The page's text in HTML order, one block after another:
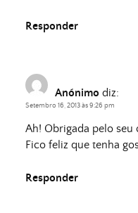
Responder
Anónimo diz:
Setembro 16, 2013 às 9:26 pm
Ah! Obrigada pelo
Fico feliz que tenha
Responder